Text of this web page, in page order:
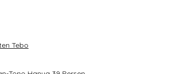
Tebo